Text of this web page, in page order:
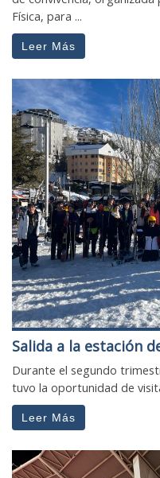
Física, para ...
Leer Más
Salida a la estación
Durante el segundo
tuvo la oportunidad de
Leer Más